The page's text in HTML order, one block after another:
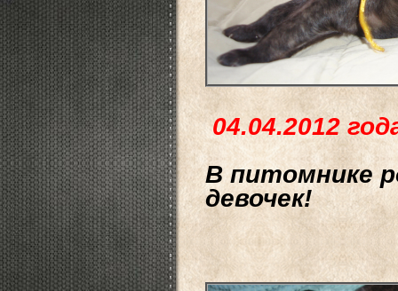
04.04.2012
В питомнике
девочек!